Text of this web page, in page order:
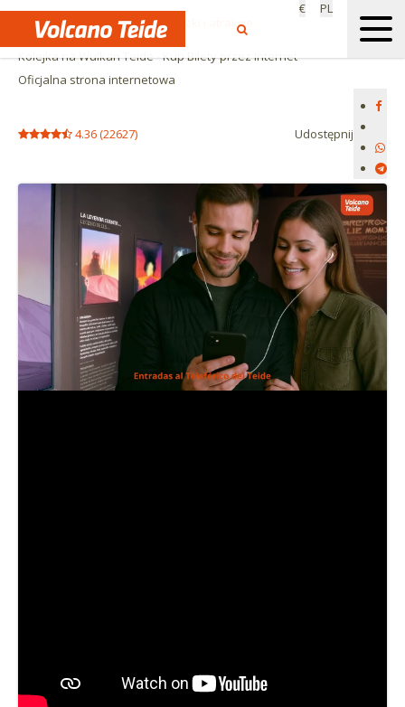
€
PL
Start Kolejka na Teide - wycieczki i atrakcje
Kolejka na Wulkan Teide - Kup Bilety przez Internet
Oficjalna strona internetowa
4.36(22627) Udostępnij